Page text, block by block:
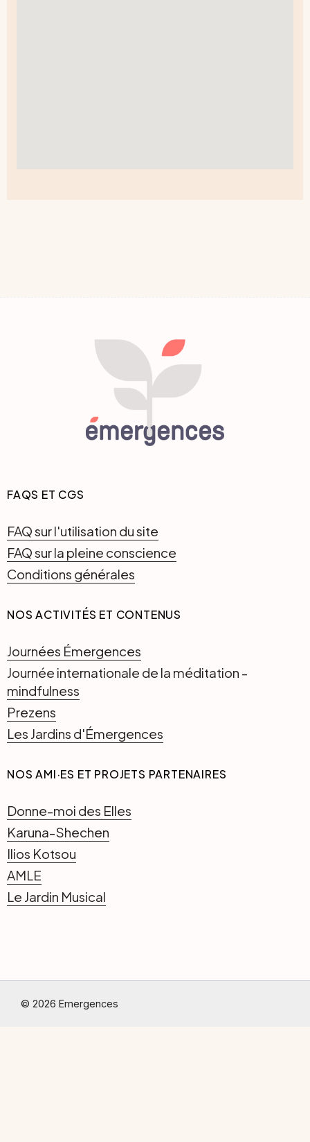
FAQS ET CGS
FAQ sur l'utilisation du site
FAQ sur la pleine conscience
Conditions générales
NOS ACTIVITÉS ET CONTENUS
Journées Émergences
Journée internationale de la méditation -
mindfulness
Prezens
Les Jardins d'Émergences
NOS AMI·ES ET PROJETS PARTENAIRES
Donne-moi des Elles
Karuna-Shechen
Ilios Kotsou
AMLE
Le Jardin Musical
© 2026 Emergences